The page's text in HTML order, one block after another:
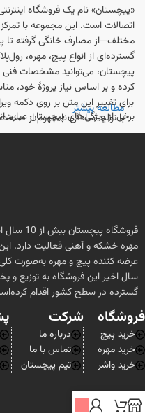
«پیچستان» نام یک فروشگاه
اتصالات است. این مجموعه با
مختلف—از مصارف خانگی گرفته تا
گسترده‌ای از انواع پیچ، مهره،
پیچستان، می‌توانید مشخصات فنی
کرده و بر اساس نیاز پروژهٔ خود،
برخی از ویژگی‌های پیچستان
خدمات آنلاین و پشتیبانی : امکان
مشاورهٔ تلفنی یا آنلاین برای
ارسال به سراسر کشور
: پیچستان
شرکت‌های حمل‌ونقل به سراسر
اگر قصد خرید پیچ و اتصالات
پیچستان یکی از گزینه‌های
مراجعه به سایت یا تماس با بخش
محصولات و خدمات بیشتر مطلع
مطالعه بیشتر
برای تغییر این متن بر روی دکمه
با تولید سادگی نامفهوم از
مهره خشکه و آهنی فعالیت دارد.
عرضه کننده پیچ و مهره به‌صورت
سال اخیر این فروشگاه به توزیع و
گسترده در سطح کشور اقدام
فروشگاه
خرید پیچ
خرید مهره
خرید واشر
شرکت
درباره ما
تماس با ما
تیم پیچستان